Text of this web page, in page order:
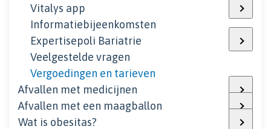
Vitalys app
Informatiebijeenkomsten
Expertisepoli Bariatrie
Veelgestelde vragen
Vergoedingen en tarieven
Afvallen met medicijnen
Afvallen met een maagballon
Wat is obesitas?